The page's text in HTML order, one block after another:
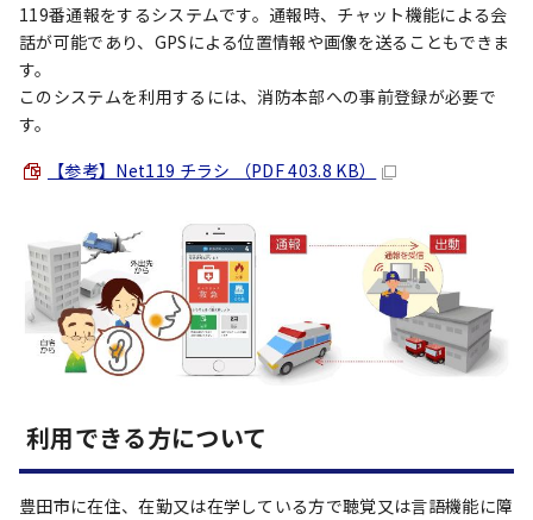
119番通報をするシステムです。通報時、チャット機能による会
話が可能であり、GPSによる位置情報や画像を送ることもできま
す。
このシステムを利用するには、消防本部への事前登録が必要で
す。
【参考】Net119 チラシ （PDF 403.8 KB）
利用できる方について
豊田市に在住、在勤又は在学している方で聴覚又は言語機能に障